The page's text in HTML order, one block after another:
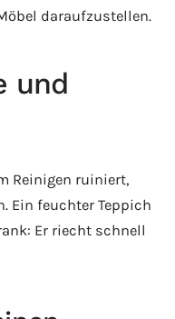
daraufzustellen.
und
Reinigen ruiniert,
Ein feuchter Teppich
Er riecht schnell